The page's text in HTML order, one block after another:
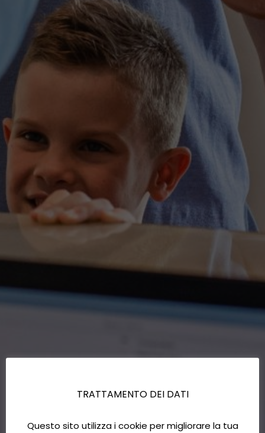
TRATTAMENTO DEI DATI
Questo sito utilizza i cookie per migliorare la tua